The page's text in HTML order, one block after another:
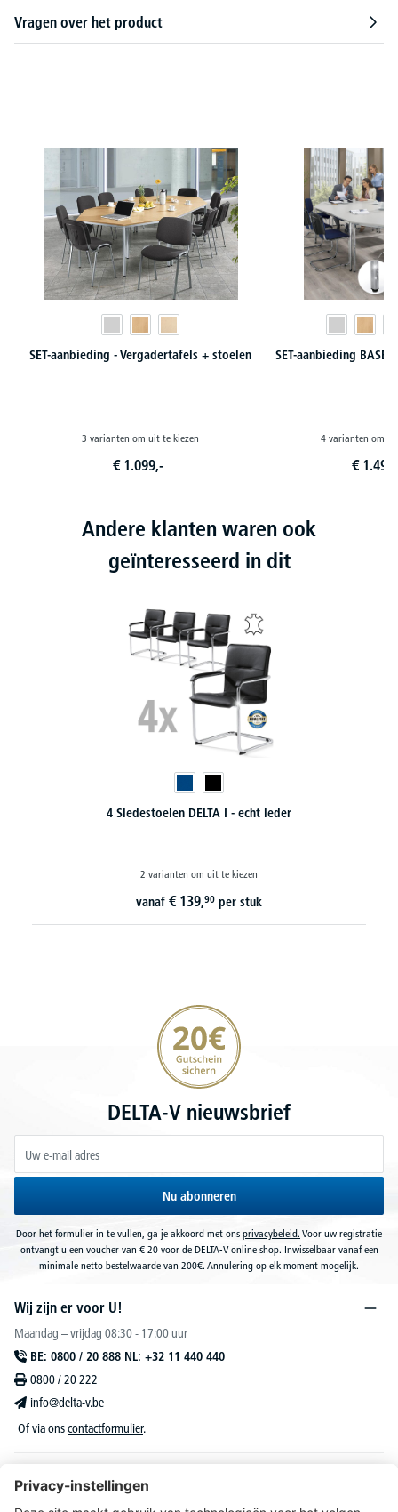
Vragen over het product
SET-aanbieding - Vergadertafels + stoelen
3 varianten om uit te kiezen
€ 1.099,-
SET-aanbieding BASE
4 varianten om
€
Andere klanten waren ook
geïnteresseerd in dit
Sledestoelen LAS VEGAS
14 varianten om uit te kiezen
vanaf€ 109,90 i. p. v. € 114,
20€ korting verzekeren
DELTA-V nieuwsbrief
Nu abonneren
Door het formulier in te vullen, ga je akkoord met ons privacybeleid. Voor uw registratie
ontvangt u een voucher van € 20 voor de DELTA-V online shop. Inwisselbaar vanaf een
minimale netto bestelwaarde van 200€. Annulering op elk moment mogelijk.
Wij zijn er voor U!
Maandag – vrijdag 08:30 - 17:00 uur
BE: 0800 / 20 888 NL: +32 11 440 440
0800 / 20 222
info@delta-v.be
Of via onscontactformulier.
DELTA-V Lucas